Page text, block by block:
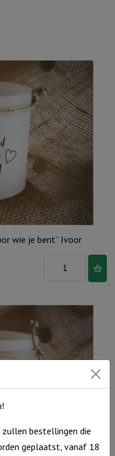
wie je bent” Ivoor
Windlicht
dank
God
elke
dag
wie
Ivoor
aantal
bestellingen die
geplaatst, vanaf 18